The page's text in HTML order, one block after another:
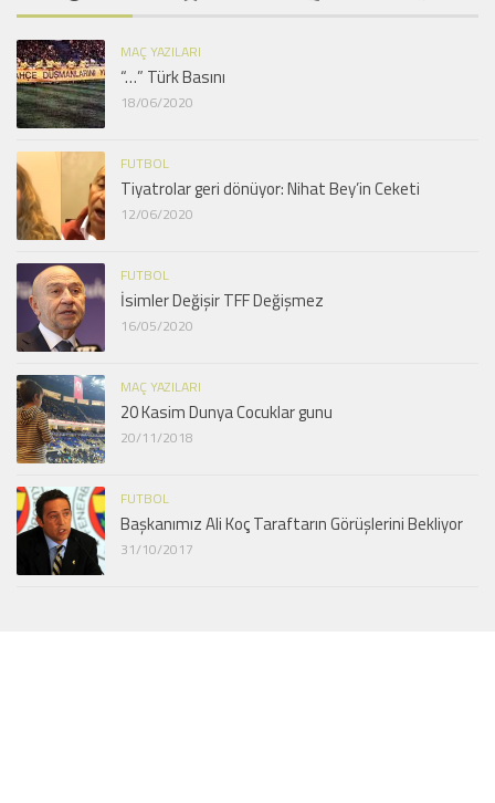
MAÇ YAZILARI
“…” Türk Basını
18/06/2020
FUTBOL
Tiyatrolar geri dönüyor: Nihat Bey’in Ceketi
12/06/2020
FUTBOL
İsimler Değişir TFF Değişmez
16/05/2020
MAÇ YAZILARI
20 Kasim Dunya Cocuklar gunu
20/11/2018
FUTBOL
Başkanımız Ali Koç Taraftarın Görüşlerini Bekliyor
31/10/2017